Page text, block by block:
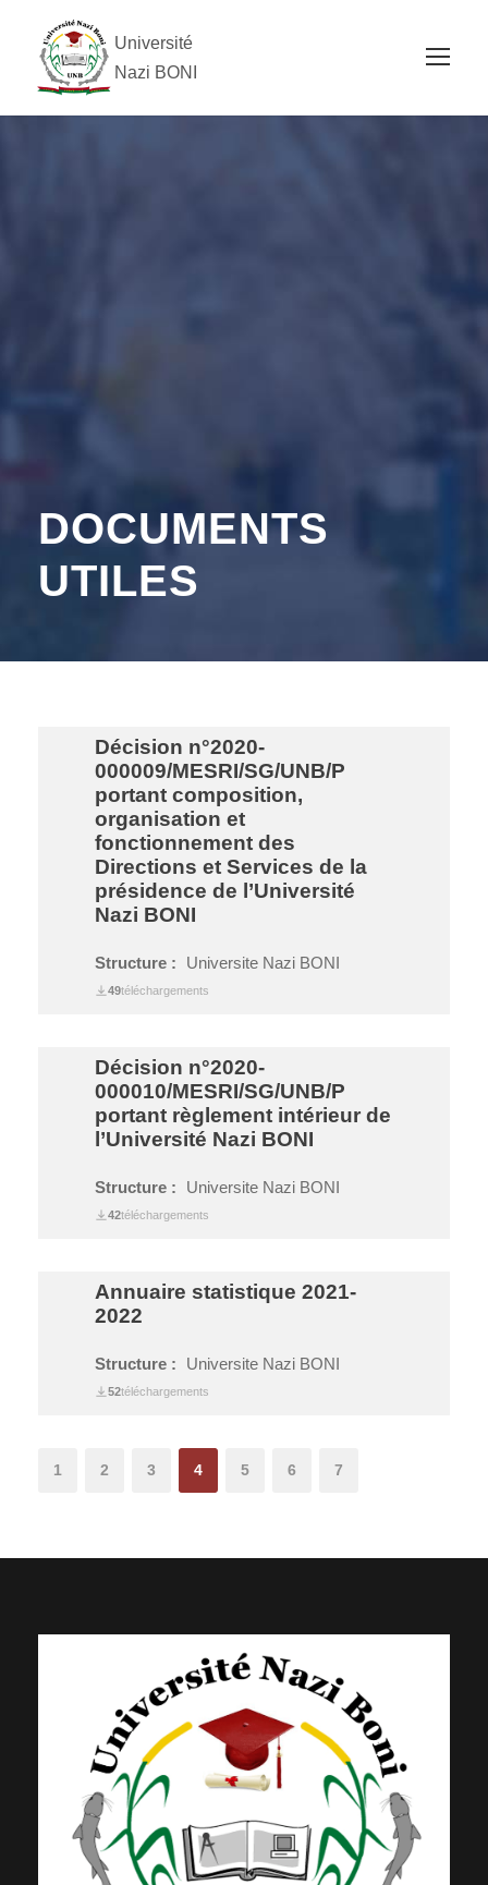
Université
Nazi BONI
DOCUMENTS
UTILES
Décision n°2020-
000009/MESRI/SG/UNB/P
portant composition,
organisation et
fonctionnement des
Directions et Services de la
présidence de l’Université
Nazi BONI
Structure : Universite Nazi BONI
49téléchargements
Décision n°2020-
000010/MESRI/SG/UNB/P
portant règlement intérieur de
l’Université Nazi BONI
Structure : Universite Nazi BONI
42téléchargements
Annuaire statistique 2021-
2022
Structure : Universite Nazi BONI
52téléchargements
1 2 3 4 5 6 7